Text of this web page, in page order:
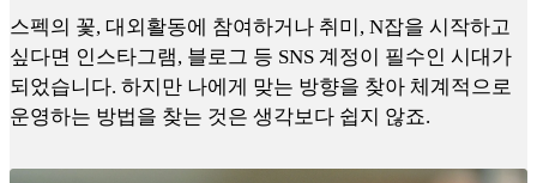
스펙의 꽃, 대외활동에 참여하거나 취미, N잡을 시작하고
싶다면 인스타그램, 블로그 등 SNS 계정이 필수인 시대가
되었습니다. 하지만 나에게 맞는 방향을 찾아 체계적으로
운영하는 방법을 찾는 것은 생각보다 쉽지 않죠.